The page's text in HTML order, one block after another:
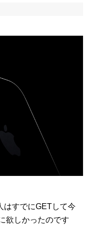
はすでにGETして今
欲しかったのです